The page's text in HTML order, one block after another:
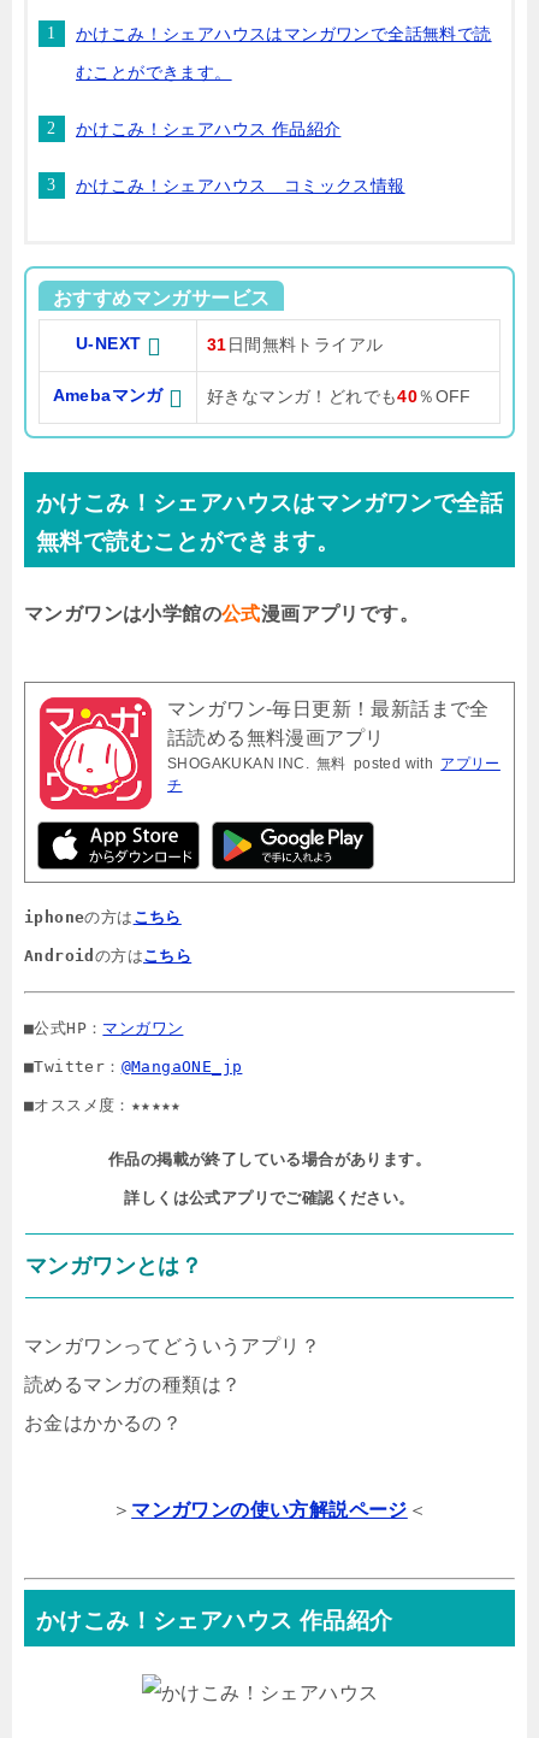
かけこみ！シェアハウスはマンガワンで全話無料で読
むことができます。
かけこみ！シェアハウス 作品紹介
かけこみ！シェアハウス コミックス情報
おすすめマンガサービス
U-NEXT 31 日間無料トライアル
Amebaマンガ 好きなマンガ！どれでも40％OFF
かけこみ！シェアハウスはマンガワンで全話
無料で読むことができます。
マンガワンは小学館の公式漫画アプリです。
マンガワン-毎日更新！最新話まで全
話読める無料漫画アプリ
SHOGAKUKAN INC. 無料 posted with アプリー
チ
iphoneの方は こちら
Android の方はこちら
■公式HP： マンガワン
■Twitter： @MangaONE_jp
■オススメ度：★★★★★
作品の掲載が終了している場合があります。
詳しくは公式アプリでご確認ください。
マンガワンとは？
マンガワンってどういうアプリ？
読めるマンガの種類は？
お金はかかるの？
＞ マンガワンの使い方解説ページ ＜
かけこみ！シェアハウス 作品紹介